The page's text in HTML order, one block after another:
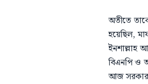
অতীতে
হয়েছিল,
ইনশাল্লাহ
​বিএনপি ও
আজ সরকার